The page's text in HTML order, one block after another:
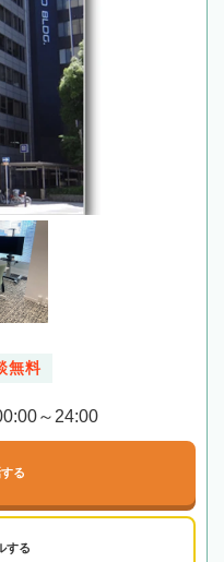
無料
～24:00
る
する